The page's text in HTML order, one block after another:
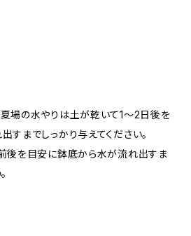
場の水やりは土が乾いて1～2日後を
すまでしっかり与えてください。
後を目安に鉢底から水が流れ出すま